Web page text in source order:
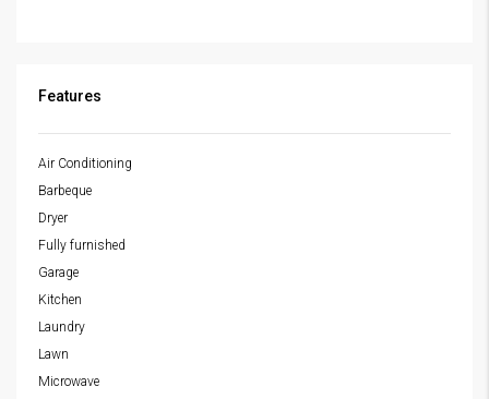
Features
Air Conditioning
Barbeque
Dryer
Fully furnished
Garage
Kitchen
Laundry
Lawn
Microwave